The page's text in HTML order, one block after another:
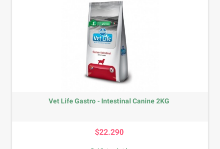
Vet Life Gastro - Intestinal Canine 2KG
$22.290